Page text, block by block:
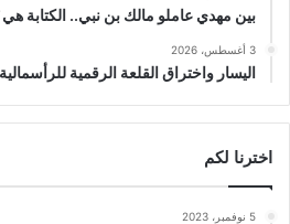
بين مهدي عاملو مالك بن نبي.. الكتابة هي
3 أغسطس، 2026
اليسار واختراق القلعة الرقمية للرأسمالية
اخترنا لكم
5 نوفمبر، 2023